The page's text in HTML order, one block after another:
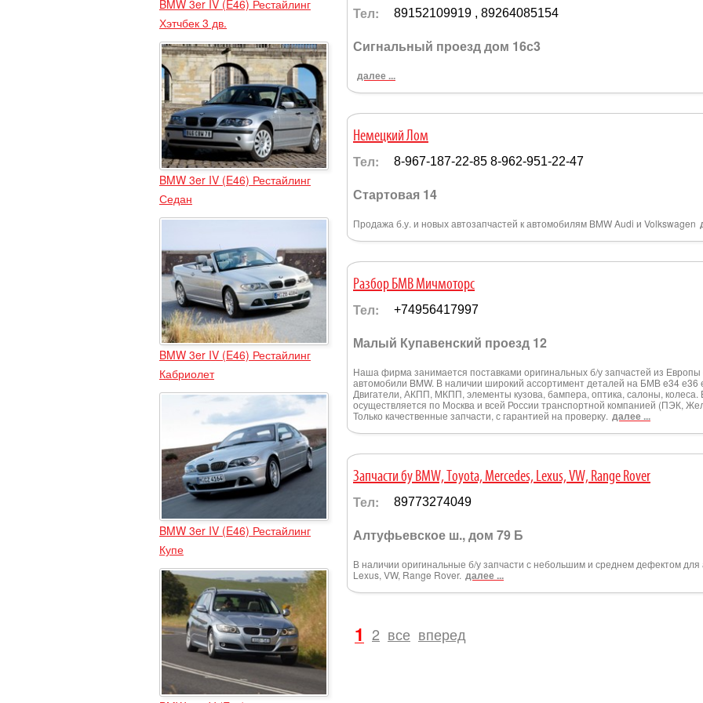
BMW 3er IV (E46) Рестайлинг
Хэтчбек 3 дв.
BMW 3er IV (E46) Рестайлинг
Седан
BMW 3er IV (E46) Рестайлинг
Кабриолет
BMW 3er IV (E46) Рестайлинг
Купе
Тел: 89152109919 , 89264085154
Сигнальный проезд дом 16с3
далее ...
Немецкий Лом
Тел: 8-967-187-22-85 8-962-951-22-47
Стартовая 14
Продажа б.у. и новых автозапчастей к автомобилям BMW Audi и Volkswagen
Разбор БМВ Мичмоторс
Тел: +74956417997
Малый Купавенский проезд 12
Наша фирма занимается поставками оригинальных б/у запчастей из
автомобили BMW. В наличии широкий ассортимент деталей на БМВ e34
Двигатели, АКПП, МКПП, элементы кузова, бампера, оптика, салоны, колеса.
осуществляется по Москва и всей России транспортной компанией (ПЭК,
Только качественные запчасти, с гарантией на проверку. далее ...
Запчасти бу BMW, Toyota, Mercedes, Lexus, VW, Range Rover
Тел: 89773274049
Алтуфьевское ш., дом 79 Б
В наличии оригинальные б/у запчасти с небольшим и среднем дефектом для
Lexus, VW, Range Rover. далее ...
1 2 все вперед